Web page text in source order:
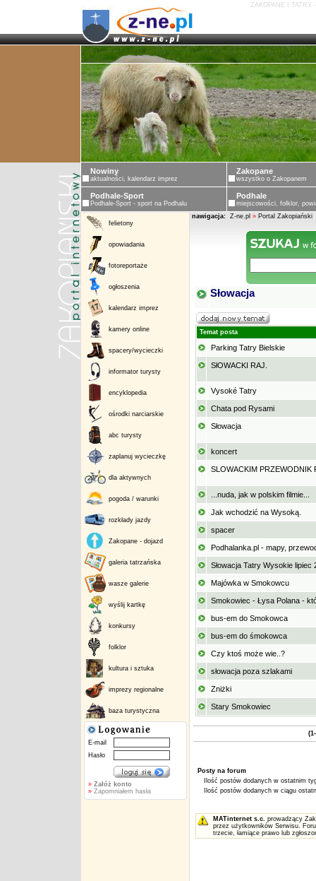
ZAKOPANE I TATRY
Nowiny
aktualności, kalendarz imprez
Zakopane
wszystko o Zakopanem
Podhale-Sport
Podhale-Sport - sport na Podhalu
Podhale
miejscowości, folklor,
felietony
opowiadania
fotoreportaże
ogłoszenia
kalendarz imprez
kamery online
spacery/wycieczki
informator turysty
encyklopedia
ośrodki narciarskie
abc turysty
zaplanuj wycieczkę
dla aktywnych
pogoda / warunki
rozkłady jazdy
Zakopane - dojazd
galeria tatrzańska
wasze galerie
wyślij kartkę
konkursy
folklor
kultura i sztuka
imprezy regionalne
baza turystyczna
E-mail
Hasło
» Załóż konto
»Zapomniałem hasła
nawigacja: Z-ne.pl » Portal Zakopiański
Słowacja
Temat posta
Parking Tatry Bielskie
SłOWACKI RAJ.
Vysoké Tatry
Chata pod Rysami
Słowacja
koncert
SLOWACKIM
...nuda, jak w polskim filmie...
Jak wchodzić na Wysoką.
spacer
Podhalanka.pl - mapy,
Słowacja Tatry Wysokie
Majówka w Smokowcu
Smokowiec - Łysa Polana -
bus-em do Smokowca
bus-em do śmokowca
Czy ktoś może wie..?
słowacja poza szlakami
Zniżki
Stary Smokowiec
Posty na forum
Ilość postów dodanych w ostatnim
Ilość postów dodanych w ciągu
MATinternet s.c. prowadzący
przez użytkowników Serwisu.
trzecie, łamiące prawo lub